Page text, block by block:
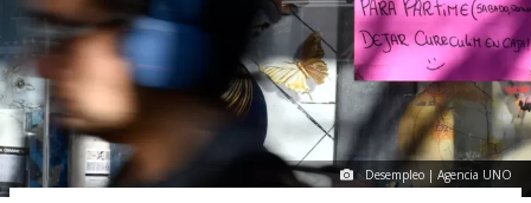
Desempleo | Agencia UNO